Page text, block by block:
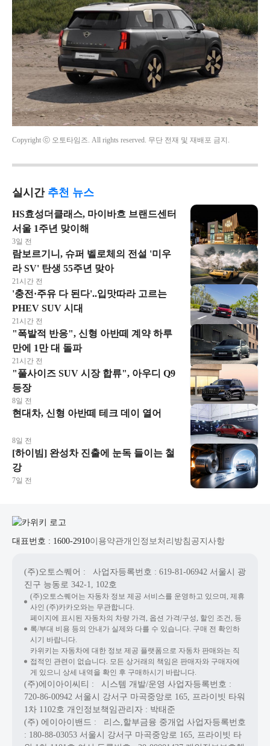
Copyright ⓒ 오토타임즈. All rights reserved. 무단 전재 및 재배포 금지.
실시간 추천 뉴스
HS효성더클래스, 마이바흐 브랜드센터
서울 1주년 맞이해
3일 전
람보르기니, 슈퍼 벨로체의 전설 '미우
라 SV' 탄생 55주년 맞아
21시간 전
'충전·주유 다 된다'..입맛따라 고르는
PHEV SUV 시대
21시간 전
"폭발적 반응", 신형 아반떼 계약 하루
만에 1만 대 돌파
21시간 전
"풀사이즈 SUV 시장 합류", 아우디 Q9
등장
8일 전
현대차, 신형 아반떼 테크 데이 열어
8일 전
[하이빔] 완성차 진출에 눈독 들이는 철
강
7일 전
대표번호 : 1600-2910이용약관개인정보처리방침 공지사항
(주)오토스퀘어 : 사업자등록번호 : 619-81-06942 서울시 광
진구 능동로 342-1, 102호
(주)오토스퀘어는 자동차 정보 제공 서비스를 운영하고 있으며, 제휴
사인 (주)카카오와는 무관합니다.
페이지에 표시된 자동차의 차량 가격, 옵션 가격/구성, 할인 조건, 등
록/부대 비용 등의 안내가 실제와 다를 수 있습니다. 구매 전 확인하
시기 바랍니다.
카위키는 자동차에 대한 정보 제공 플랫폼으로 자동차 판매와는 직
접적인 관련이 없습니다. 모든 상거래의 책임은 판매자와 구매자에
게 있으니 상세 내역을 확인 후 구매하시기 바랍니다.
(주)에이아이씨티 : 시스템 개발/운영 사업자등록번호 :
720-86-00942 서울시 강서구 마곡중앙로 165, 프라이빗 타워
1차 1102호 개인정보책임관리자 : 박태준
(주) 에이아이밴드 : 리스,할부금융 중개업 사업자등록번호
: 180-88-03053 서울시 강서구 마곡중앙로 165, 프라이빗 타